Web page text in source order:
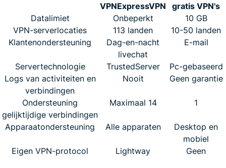
VPNExpressVPN
gratis VPN's
Datalimiet
Onbeperkt
10 GB
VPN-serverlocaties
113 landen
10-50 landen
Klantenondersteuning
Dag-en-nacht
livechat
E-mail
Servertechnologie TrustedServer
Pc-gebaseerd
Logs van activiteiten en
verbindingen
Nooit Geen garantie
Ondersteuning
gelijktijdige verbindingen
Maximaal 14 1
Apparaatondersteuning Alle apparaten
Desktop en
mobiel
Eigen VPN-protocol
Lightway Geen